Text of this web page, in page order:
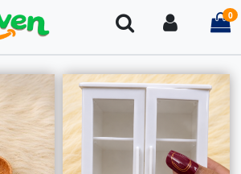
SearchLogin 0